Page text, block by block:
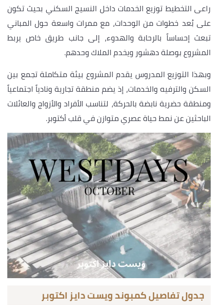
راعى التخطيط توزيع الخدمات داخل النسيج السكني بحيث تكون
على بُعد خطوات من الوحدات، مع ممرات واسعة حول المباني
تبعث إحساساً بالرحابة والهدوء، إلى جانب طريق خاص يربط
المشروع بوصلة دهشور ويخدم الملاك وحدهم.
وبهذا التوزيع المدروس يقدم المشروع بيئة متكاملة تجمع بين
السكن والترفيه والخدمات، إذ يضم منطقة تجارية ونادياً اجتماعياً
ومنطقة حضرية نابضة بالحركة، لتناسب الأفراد والأزواج والعائلات
الباحثين عن نمط حياة عصري متوازن في قلب أكتوبر.
جدول تفاصيل كمبوند ويست دايز اكتوبر